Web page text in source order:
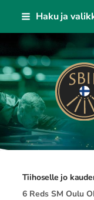
Siirry
sisältöön
Haku ja
Tiihoselle jo
6 Reds SM Oulu